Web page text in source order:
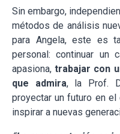
Sin embargo,
métodos de análisis
para Angela, este es
personal: continuar un
apasiona,trabajar con
que admira, la Prof.
proyectar un futuro en
inspirar a nuevas